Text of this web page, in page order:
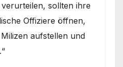
verurteilen, sollten ihre
Offiziere öffnen,
aufstellen und